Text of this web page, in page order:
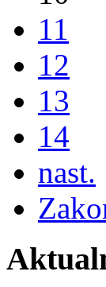
11
12
13
14
nast.